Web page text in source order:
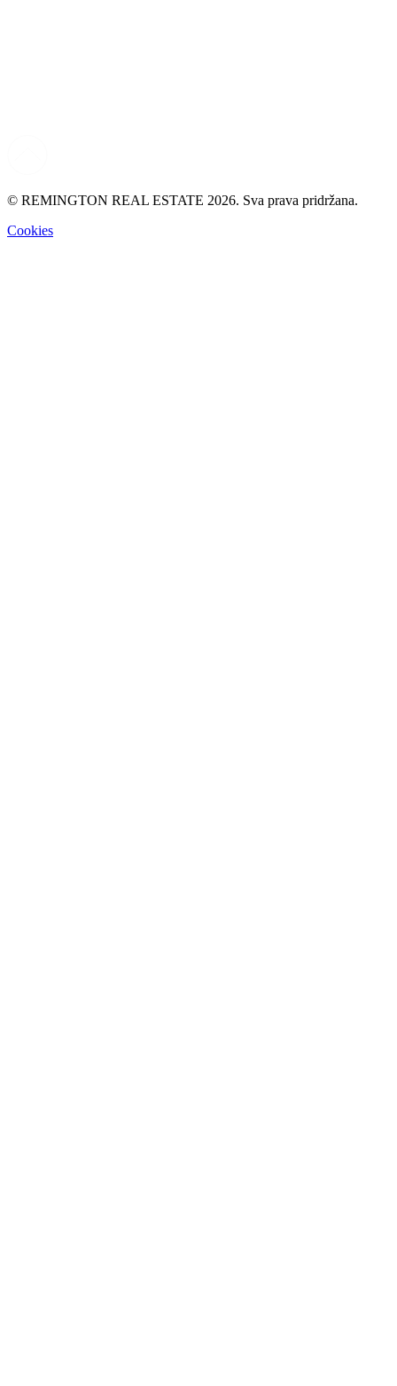
© REMINGTON REAL ESTATE 2026. Sva prava pridržana.
Cookies